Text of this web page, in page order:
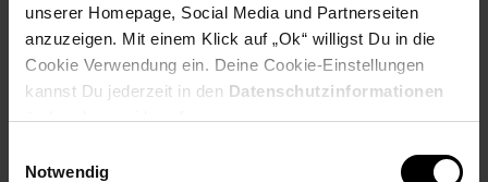
unserer Homepage, Social Media und Partnerseiten
anzuzeigen. Mit einem Klick auf „Ok“ willigst Du in die
Cookie Verwendung ein. Deine Cookie-Einstellungen
kannst Du jederzeit in den Datenschutzinformationen
ändern bzw. widerrufen.
Notwendig
Payback Punkte Basis°Punkte:
46
Extra°Punkte: